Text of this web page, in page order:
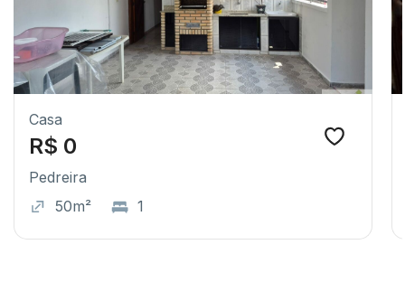
Casa
R$ 0
Pedreira
50m²
1